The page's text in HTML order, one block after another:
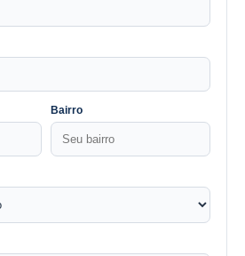
Bairro